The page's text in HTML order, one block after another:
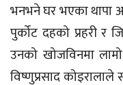
भनभने घर भएका थापा
पुर्कोट दहको प्रहरी र
उनको खोजविनमा
विष्णुप्रसाद